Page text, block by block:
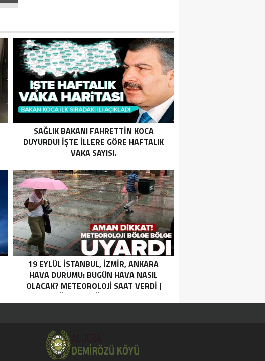
SAĞLIK BAKANI FAHRETTIN KOCA
DUYURDU! İŞTE ILLERE GÖRE HAFTALIK
VAKA SAYISI.
19 EYLÜL İSTANBUL, İZMIR, ANKARA
HAVA DURUMU: BUGÜN HAVA NASIL
OLACAK? METEOROLOJI SAAT VERDI |
SAĞANAK YAĞIŞ UYARISI.